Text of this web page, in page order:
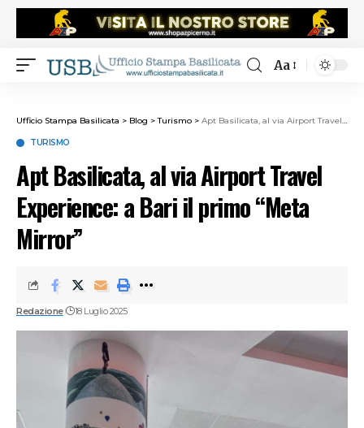
Aa
Ufficio Stampa Basilicata > Blog >Turismo > Apt Basilicata, al via Airport Travel Experience: a Bari il primo “Meta Mirror”
TURISMO
Apt Basilicata, al via Airport Travel
Experience: a Bari il primo “Meta
Mirror”
Redazione 18 Luglio 2025